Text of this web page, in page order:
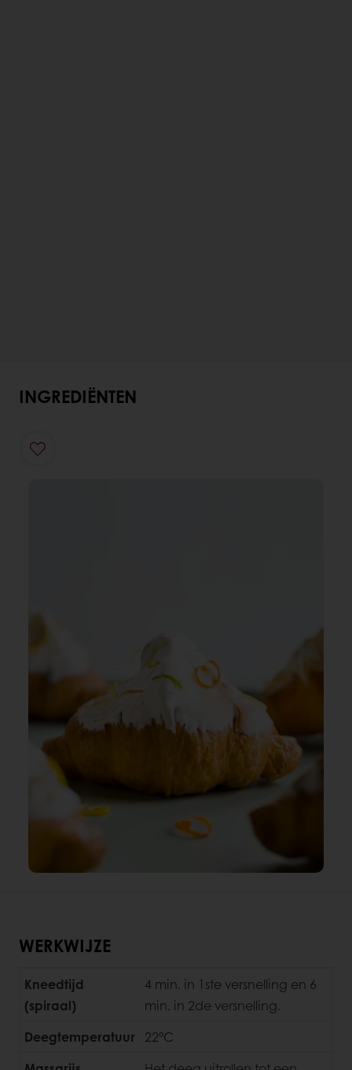
INGREDIËNTEN
WERKWIJZE
Kneedtijd
(spiraal)
4 min. in 1ste versnelling en 6
min. in 2de versnelling.
Deegtemperatuur
22°C